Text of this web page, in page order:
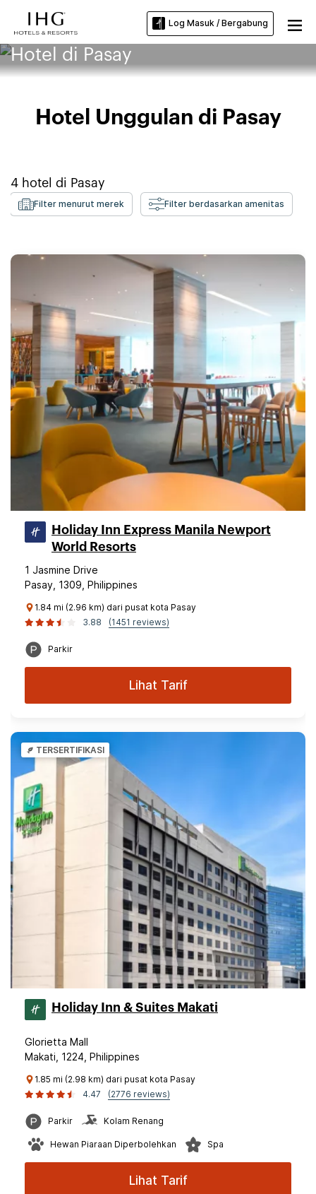
Log Masuk / Bergabung
Hotel di Pasay
Hotel Unggulan di Pasay
4 hotel di Pasay
Filter menurut merek Filter berdasarkan amenitas
Holiday Inn Express Manila Newport
World Resorts
1 Jasmine Drive
Pasay, 1309, Philippines
1.84 mi (2.96 km) dari pusat kota Pasay
3.88
(1451 reviews)
Parkir
Lihat Tarif
TERSERTIFIKASI
Holiday Inn & Suites Makati
Glorietta Mall
Makati, 1224, Philippines
1.85 mi (2.98 km) dari pusat kota Pasay
4.47
(2776 reviews)
Parkir Kolam Renang
Hewan Piaraan Diperbolehkan Spa
Lihat Tarif